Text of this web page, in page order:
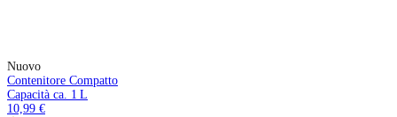
Nuovo
Contenitore Compatto
Capacità ca. 1 L
10,99 €